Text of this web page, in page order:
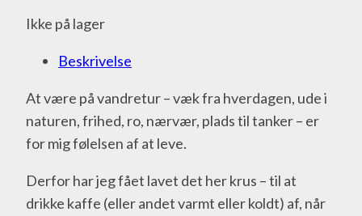
Ikke på lager
Beskrivelse
At være på vandretur – væk fra hverdagen, ude i
naturen, frihed, ro, nærvær, plads til tanker – er
for mig følelsen af at leve.
Derfor har jeg fået lavet det her krus – til at
drikke kaffe (eller andet varmt eller koldt) af, når